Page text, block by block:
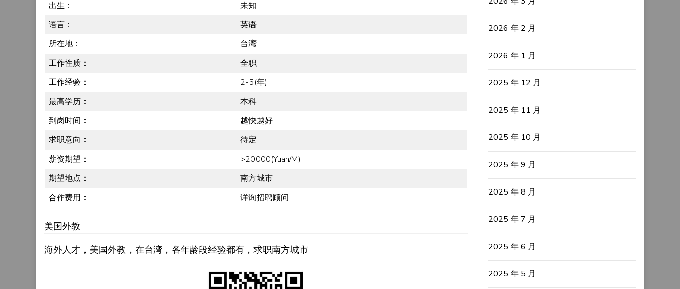
出生：
未知
语言：
英语
所在地：
台湾
工作性质：
全职
工作经验：
2-5(年)
最高学历：
本科
到岗时间：
越快越好
求职意向：
待定
薪资期望：
>20000(Yuan/M)
期望地点：
南方城市
合作费用：
详询招聘顾问
美国外教
海外人才，美国外教，在台湾，各年龄段经验都有，求职南方城市
2026 年 2 月
2026 年 1 月
2025 年 12 月
2025 年 11 月
2025 年 10 月
2025 年 9 月
2025 年 8 月
2025 年 7 月
2025 年 6 月
2025 年 5 月